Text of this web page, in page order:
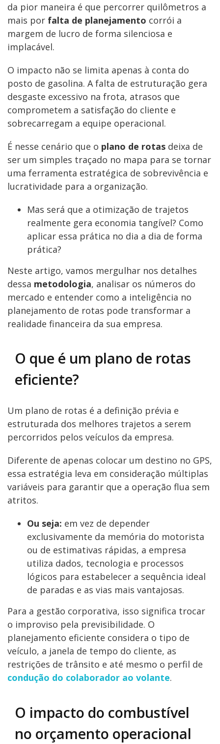
da pior maneira é que percorrer quilômetros a
mais por falta de planejamento corrói a
margem de lucro de forma silenciosa e
implacável.
O impacto não se limita apenas à conta do
posto de gasolina. A falta de estruturação gera
desgaste excessivo na frota, atrasos que
comprometem a satisfação do cliente e
sobrecarregam a equipe operacional.
É nesse cenário que o plano de rotas deixa de
ser um simples traçado no mapa para se tornar
uma ferramenta estratégica de sobrevivência e
lucratividade para a organização.
Mas será que a otimização de trajetos
realmente gera economia tangível? Como
aplicar essa prática no dia a dia de forma
prática?
Neste artigo, vamos mergulhar nos detalhes
dessa metodologia, analisar os números do
mercado e entender como a inteligência no
planejamento de rotas pode transformar a
realidade financeira da sua empresa.
O que é um plano de rotas
eficiente?
Um plano de rotas é a definição prévia e
estruturada dos melhores trajetos a serem
percorridos pelos veículos da empresa.
Diferente de apenas colocar um destino no GPS,
essa estratégia leva em consideração múltiplas
variáveis para garantir que a operação flua sem
atritos.
Ou seja: em vez de depender
exclusivamente da memória do motorista
ou de estimativas rápidas, a empresa
utiliza dados, tecnologia e processos
lógicos para estabelecer a sequência ideal
de paradas e as vias mais vantajosas.
Para a gestão corporativa, isso significa trocar
o improviso pela previsibilidade. O
planejamento eficiente considera o tipo de
veículo, a janela de tempo do cliente, as
restrições de trânsito e até mesmo o perfil de
condução do colaborador ao volante.
O impacto do combustível
no orçamento operacional